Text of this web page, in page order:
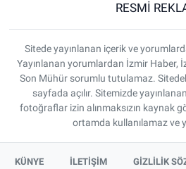
RESMİ
Sitede yayınlanan içerik ve
Yayınlanan yorumlardan İzmir Haber,
Son Mühür sorumlu tutulamaz.
sayfada açılır. Sitemizde
fotoğraflar izin alınmaksızın kaynak
ortamda kullanılamaz ve
KÜNYE İLETİŞİM
GİZLİLİK